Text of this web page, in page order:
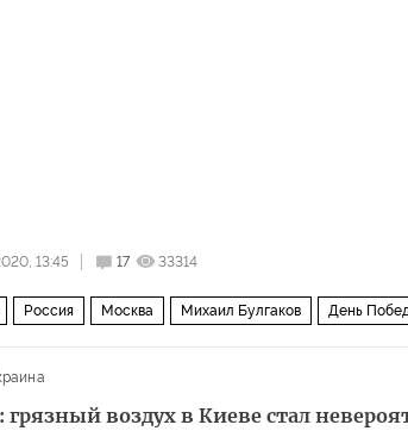
13:45 17 33314
Россия Москва Михаил Булгаков День
грязный воздух в Киеве стал